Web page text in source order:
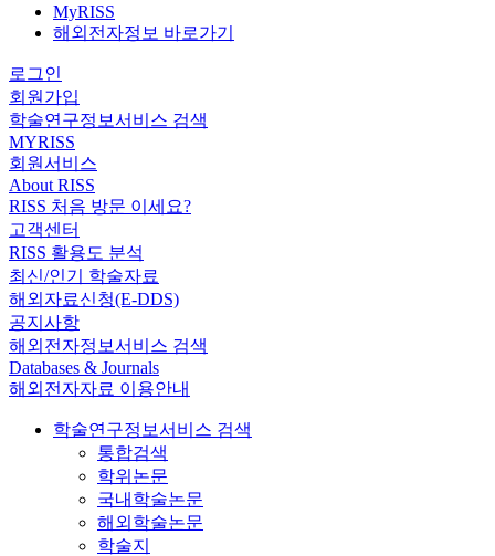
MyRISS
해외전자정보 바로가기
로그인
회원가입
학술연구정보서비스 검색
MYRISS
회원서비스
About RISS
RISS 처음 방문 이세요?
고객센터
RISS 활용도 분석
최신/인기 학술자료
해외자료신청(E-DDS)
공지사항
해외전자정보서비스 검색
Databases & Journals
해외전자자료 이용안내
학술연구정보서비스 검색
통합검색
학위논문
국내학술논문
해외학술논문
학술지